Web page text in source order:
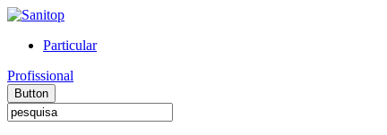
Particular
Profissional
Button